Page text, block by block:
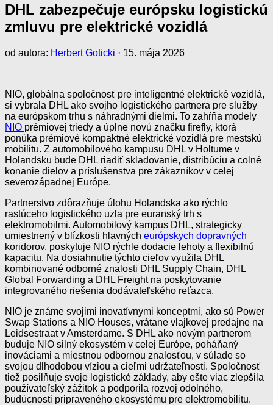
DHL zabezpečuje európsku logistickú
zmluvu pre elektrické vozidlá
od autora: Herbert Goticki · 15. mája 2026
NIO, globálna spoločnosť pre inteligentné elektrické vozidlá,
si vybrala DHL ako svojho logistického partnera pre služby
na európskom trhu s náhradnými dielmi. To zahŕňa modely
NIO prémiovej triedy a úplne novú značku firefly, ktorá
ponúka prémiové kompaktné elektrické vozidlá pre mestskú
mobilitu. Z automobilového kampusu DHL v Holtume v
Holandsku bude DHL riadiť skladovanie, distribúciu a colné
konanie dielov a príslušenstva pre zákazníkov v celej
severozápadnej Európe.
Partnerstvo zdôrazňuje úlohu Holandska ako rýchlo
rastúceho logistického uzla pre euranský trh s
elektromobilmi. Automobilový kampus DHL, strategicky
umiestnený v blízkosti hlavných európskych dopravných
koridorov, poskytuje NIO rýchle dodacie lehoty a flexibilnú
kapacitu. Na dosiahnutie týchto cieľov využila DHL
kombinované odborné znalosti DHL Supply Chain, DHL
Global Forwarding a DHL Freight na poskytovanie
integrovaného riešenia dodávateľského reťazca.
NIO je známe svojimi inovatívnymi konceptmi, ako sú Power
Swap Stations a NIO Houses, vrátane vlajkovej predajne na
Leidsestraat v Amsterdame. S DHL ako novým partnerom
buduje NIO silný ekosystém v celej Európe, poháňaný
inováciami a miestnou odbornou znalosťou, v súlade so
svojou dlhodobou víziou a cieľmi udržateľnosti. Spoločnosť
tiež posilňuje svoje logistické základy, aby ešte viac zlepšila
používateľský zážitok a podporila rozvoj odolného,
budúcnosti pripraveného ekosystému pre elektromobilitu.